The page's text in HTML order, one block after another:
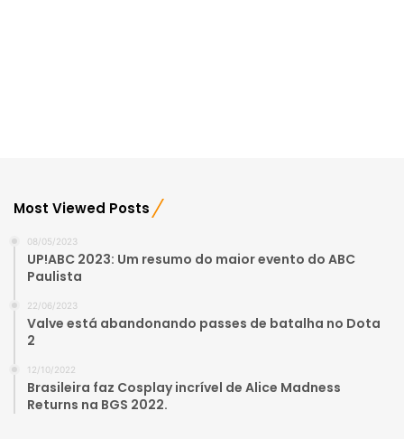
Most Viewed Posts
08/05/2023
UP!ABC 2023: Um resumo do maior evento do ABC
Paulista
22/06/2023
Valve está abandonando passes de batalha no Dota
2
12/10/2022
Brasileira faz Cosplay incrível de Alice Madness
Returns na BGS 2022.